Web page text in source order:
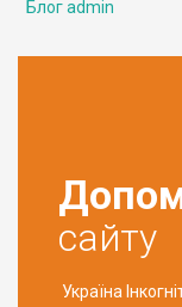
Блог admin
сайту
Україна